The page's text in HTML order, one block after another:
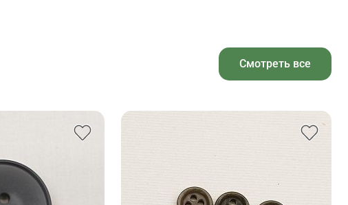
Смотреть все